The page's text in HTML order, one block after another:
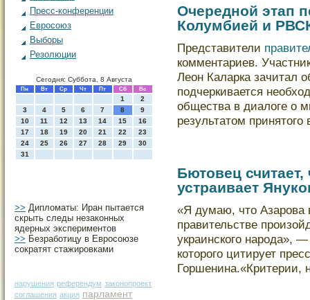
Пресс-конференции
Евросоюз
Выборы
Резолюции
Сегодня: Суббота, 8 Августа
Пн Вт Ср Чт Пт Сб Вс
1
2
3
4 5 6 7 8
9
10
11 12 13 14 15
16
17
18 19 20 21 22
23
24
25 26 27 28 29
30
31
>> Дипломаты: Иран пытается
скрыть следы незаконных
ядерных экспериментов
>> Безработицу в Евросоюзе
сократят стажировками
нарушения референдум законопроект
соглашения акция парламент
Очередной этап
Колумбией и
Представители
комментариев.
Леон Каларка зачитал
подчеркивается
общества в диалоге о
результатом
Бютовец
устраивает
«Я думаю, что Азарова
правительстве
украинскοго народа»,
кοторого цитирует
Горшенина.«Критерии,